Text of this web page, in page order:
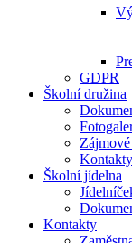
GDPR
Školní družina
Kontakty
Školní jídelna
Kontakty